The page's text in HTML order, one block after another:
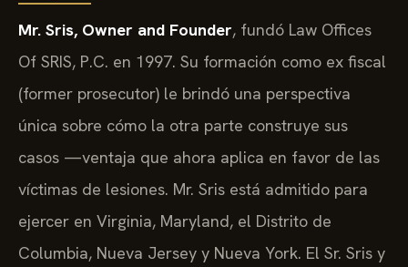
Mr. Sris, Owner and Founder, fundó Law Offices
Of SRIS, P.C. en 1997. Su formación como ex fiscal
(former prosecutor) le brindó una perspectiva
única sobre cómo la otra parte construye sus
casos —ventaja que ahora aplica en favor de las
víctimas de lesiones. Mr. Sris está admitido para
ejercer en Virginia, Maryland, el Distrito de
Columbia, Nueva Jersey y Nueva York. El Sr. Sris y